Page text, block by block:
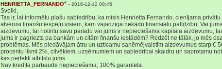
HENRIETTA_FERNANDO* - 2016-12-12 08:45
Sveiki,
Tas ir, lai informētu plašu sabiedrību, ka misis Henrietta Fernando, cienījama
atvērusi finanšu iespēju visiem, kam vajadzīga nekādu finansiālu palīdzību. Vai
aizdevumu, lai notīrītu savu parādu vai jums ir nepieciešama kapitāla aizdevumu,
jums ir pagriezts pa bankām un citām finanšu iestādēm? Redzēt ne tālāk, jo mēs
problēmas. Mēs piedāvājam ātru un uzticamu saņēmējvalstīm aizdevumus starp €
procentu likmi 2%, cilvēkiem, uzņēmumiem un sabiedrībai skaidru un saprotamu
kas perfekti atbilstu jums.
Nav kredīta pārbaude nepieciešama, 100% garantēta.